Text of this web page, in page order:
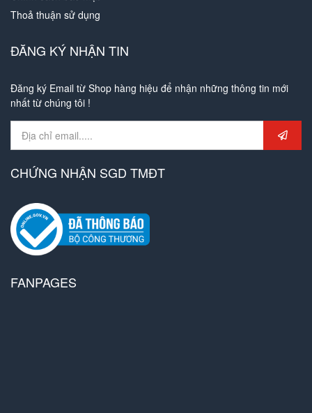
Thoả thuận sử dụng
ĐĂNG KÝ NHẬN TIN
Đăng ký Email từ Shop hàng hiệu để nhận những thông tin mới
nhất từ chúng tôi !
CHỨNG NHẬN SGD TMĐT
FANPAGES